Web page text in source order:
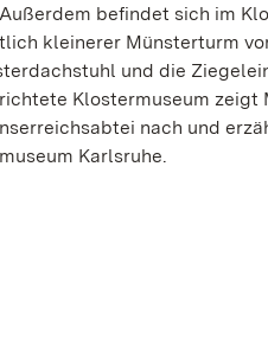
befindet sich im
kleinerer Münsterturm
und die
Klostermuseum
nach und
Karlsruhe.